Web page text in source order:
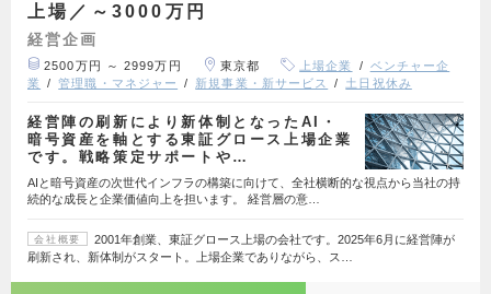
上場／～3000万円
経営企画
2500万円 ～ 2999万円 東京都 上場企業
ベンチャー企
業
管理職・マネジャー 新規事業・新サービス 土日祝休み
経営陣の刷新により新体制となったAI・
暗号資産を軸とする東証グロース上場企業
です。戦略策定サポートや…
AIと暗号資産の次世代インフラの構築に向けて、全社横断的な視点から当社の持
続的な成長と企業価値向上を担います。 経営層の意…
会社概要
2001年創業、東証グロース上場の会社です。2025年6月に経営陣が
刷新され、新体制がスタート。上場企業でありながら、ス…